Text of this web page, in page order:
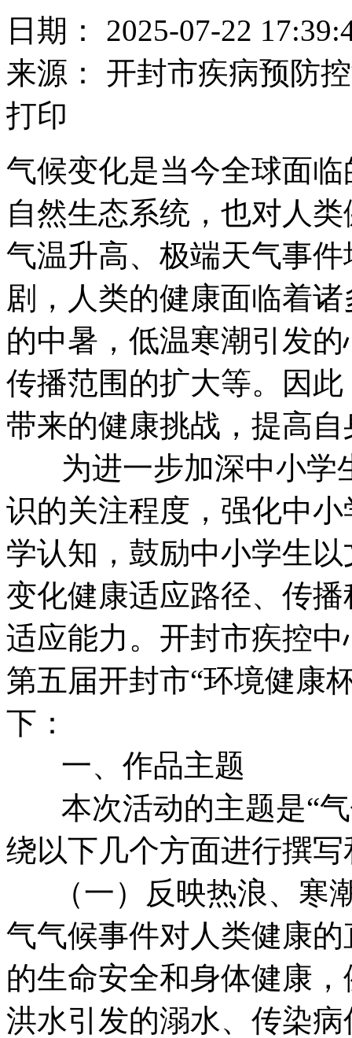
日期： 2025-07-22
来源： 开封市疾病预防
打印
气候变化是当今全球面
自然生态系统，也对人
气温升高、极端天气事
剧，人类的健康面临着
的中暑，低温寒潮引发
传播范围的扩大等。因
带来的健康挑战，提高
为进一步加深中小学
识的关注程度，强化中
学认知，鼓励中小学生
变化健康适应路径、传
适应能力。开封市疾控
第五届开封市“环境健康
下：
一、作品主题
本次活动的主题是“气
绕以下几个方面进行撰
（一）反映热浪、寒
气气候事件对人类健康
的生命安全和身体健康
洪水引发的溺水、传染